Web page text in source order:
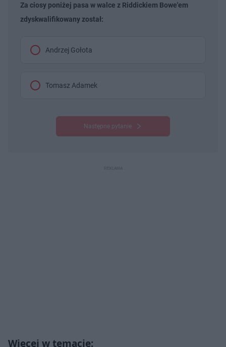
Za ciosy poniżej pasa w walce z Riddickiem Bowe'em
zdyskwalifikowany został:
Andrzej Gołota
Tomasz Adamek
Następne pytanie